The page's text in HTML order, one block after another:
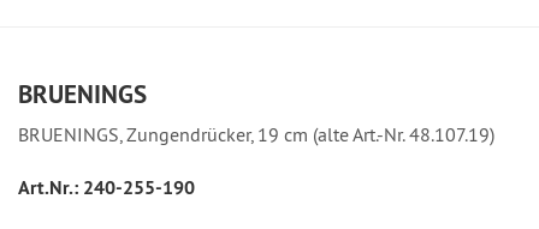
BRUENINGS
BRUENINGS, Zungendrücker, 19 cm (alte Art.-Nr. 48.107.19)
Art.Nr.: 240-255-190